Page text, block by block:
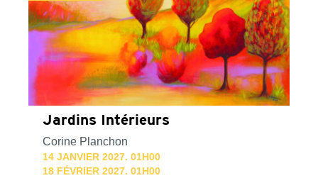
Jardins Intérieurs
Corine Planchon
14 JANVIER 2027. 01H00
18 FÉVRIER 2027. 01H00